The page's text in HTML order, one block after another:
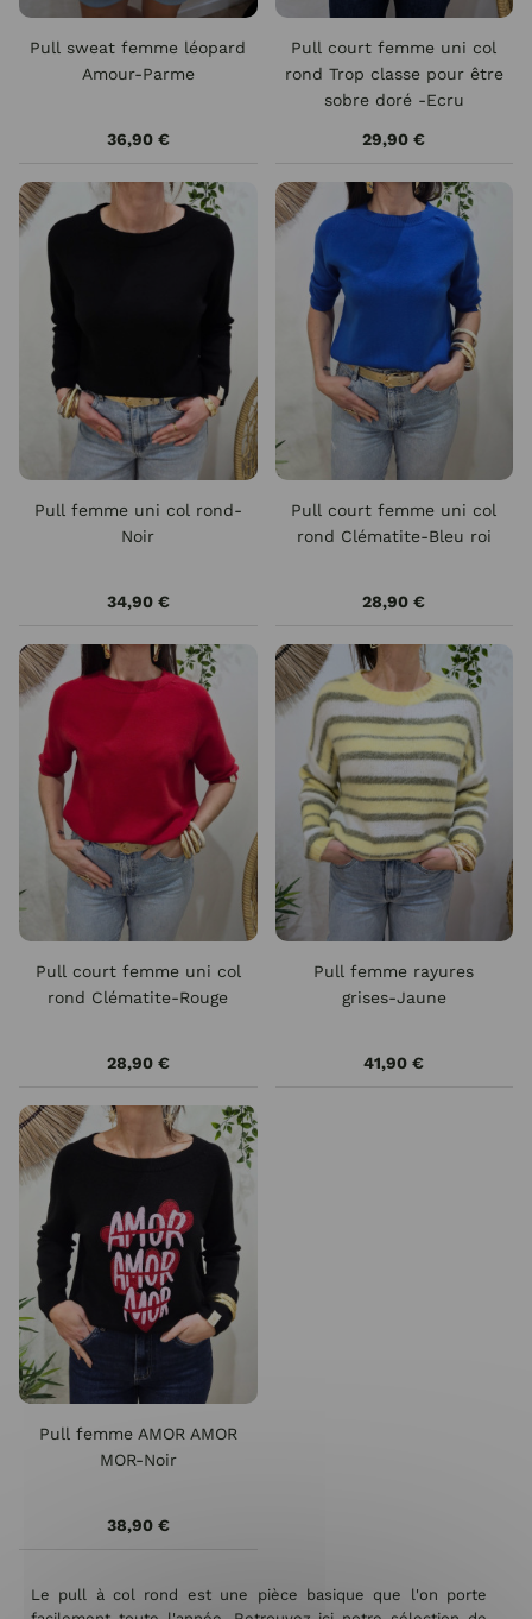
Pull sweat femme léopard
Amour-Parme
36,90 €
Pull court femme uni col
rond Trop classe pour être
sobre doré -Ecru
29,90 €
Pull femme uni col rond-
Noir
34,90 €
Pull court femme uni col
rond Clématite-Bleu roi
28,90 €
Pull court femme uni col
rond Clématite-Rouge
28,90 €
Pull femme rayures
grises-Jaune
41,90 €
Pull femme AMOR AMOR
MOR-Noir
38,90 €
Le pull à col rond est une pièce basique que l'on porte